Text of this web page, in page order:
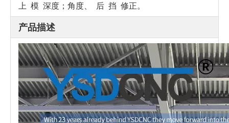
上 模 深度； 角度、 后 挡 修正。
产品描述